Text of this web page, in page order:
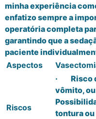
minha experiência
enfatizo sempre a
operatória completa
garantindo que a
paciente
Aspectos
Riscos
· Risco
vômito,
tontura